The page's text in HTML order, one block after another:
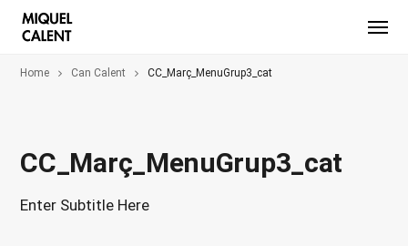
Home Can Calent CC_Març_MenuGrup3_cat
CC_Març_MenuGrup3_cat
Enter Subtitle Here